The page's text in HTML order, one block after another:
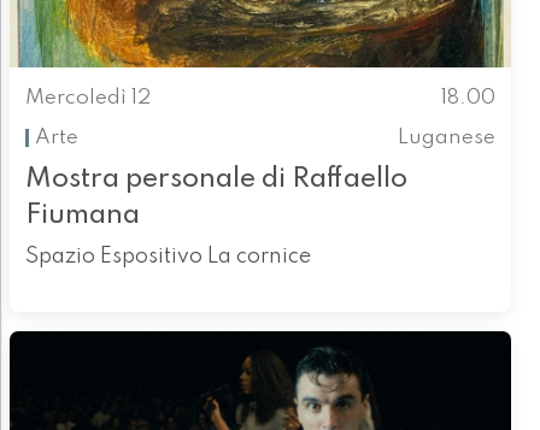
Mercoledì 12
18.00
Arte
Luganese
Mostra personale di Raffaello
Fiumana
Spazio Espositivo La cornice